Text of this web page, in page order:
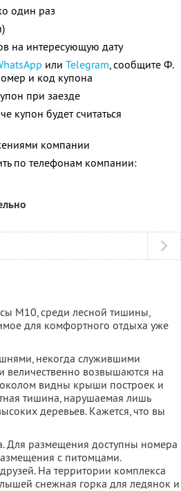
один раз
на интересующую дату
или Telegram, сообщите Ф.
и код купона
при заезде
купон будет считаться
компании
по телефонам компании:
М10, среди лесной тишины,
для комфортного отдыха уже
некогда служившими
возвышаются на
видны крыши построек и
тишина, нарушаемая лишь
деревьев. Кажется, что вы
Для размещения доступны номера
с питомцами.
На территории комплекса
снежная горка для ледянок и